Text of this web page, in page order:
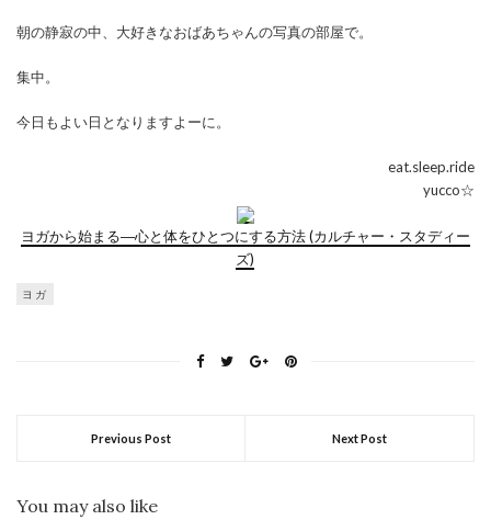
朝の静寂の中、大好きなおばあちゃんの写真の部屋で。
集中。
今日もよい日となりますよーに。
eat.sleep.ride
yucco☆
ヨガから始まる―心と体をひとつにする方法 (カルチャー・スタディー
ズ)
ヨガ
Previous Post Next Post
You may also like